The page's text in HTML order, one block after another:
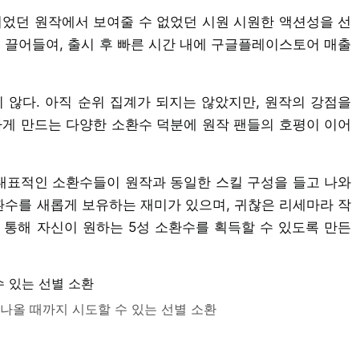
었던 원작에서 보여줄 수 없었던 시원 시원한 액션성을 선
어들여, 출시 후 빠른 시간 내에 구글플레이스토어 매출
않다. 아직 순위 집계가 되지는 않았지만, 원작의 강점을
만드는 다양한 소환수 덕분에 원작 팬들의 호평이 이어
적인 소환수들이 원작과 동일한 스킬 구성을 들고 나와
를 새롭게 보유하는 재미가 있으며, 귀찮은 리세마라 작
해 자신이 원하는 5성 소환수를 획득할 수 있도록 만든
올 때까지 시도할 수 있는 선별 소환